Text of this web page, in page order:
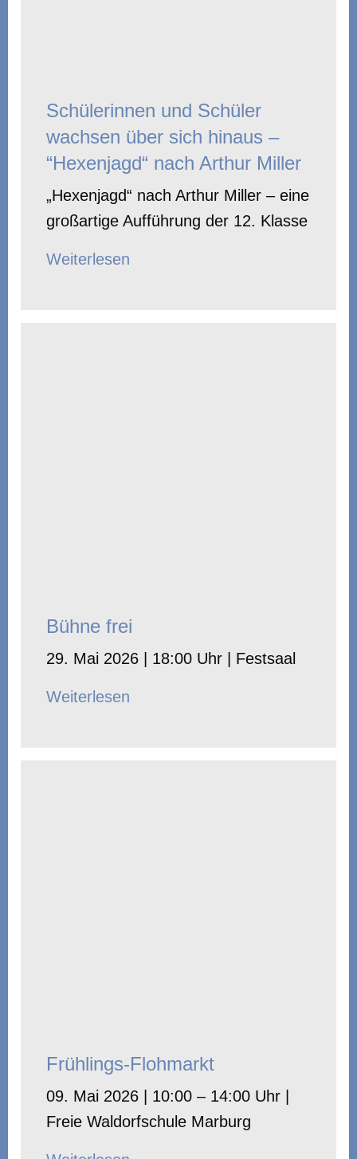
Schülerinnen und Schüler
wachsen über sich hinaus –
“Hexenjagd“ nach Arthur Miller
„Hexenjagd“ nach Arthur Miller – eine
großartige Aufführung der 12. Klasse
Weiterlesen
Bühne frei
29. Mai 2026 | 18:00 Uhr | Festsaal
Weiterlesen
Frühlings-Flohmarkt
09. Mai 2026 | 10:00 – 14:00 Uhr |
Freie Waldorfschule Marburg